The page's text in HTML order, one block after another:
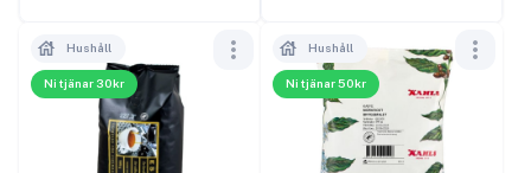
Ni tjänar 30kr
Hushåll
Ni tjänar 50kr
Hushåll